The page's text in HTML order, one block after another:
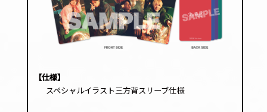
【仕様】
スペシャルイラスト三方背スリーブ仕様